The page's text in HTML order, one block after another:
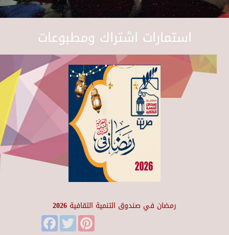
استمارات اشتراك ومطبوعات
رمضان في صندوق التنمية الثقافية 2026
FacebookTwitter